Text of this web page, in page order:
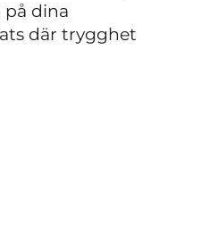
på dina
där trygghet